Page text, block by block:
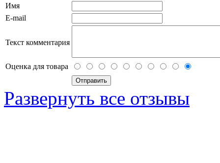
Имя
E-mail
Текст комментария
Оценка для товара
Развернуть все отзывы